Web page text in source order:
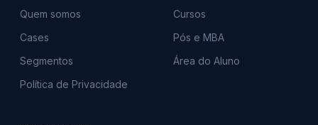
Quem somos
Cases
Segmentos
Política de Privacidade
Cursos
Pós e MBA
Área do Aluno